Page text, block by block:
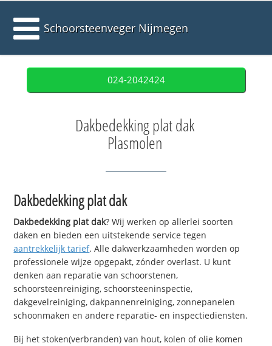
Schoorsteenveger Nijmegen
024-2042424
Dakbedekking plat dak
Plasmolen
Dakbedekking plat dak
Dakbedekking plat dak? Wij werken op allerlei soorten
daken en bieden een uitstekende service tegen
aantrekkelijk tarief. Alle dakwerkzaamheden worden op
professionele wijze opgepakt, zónder overlast. U kunt
denken aan reparatie van schoorstenen,
schoorsteenreiniging, schoorsteeninspectie,
dakgevelreiniging, dakpannenreiniging, zonnepanelen
schoonmaken en andere reparatie- en inspectiediensten.
Bij het stoken(verbranden) van hout, kolen of olie komen